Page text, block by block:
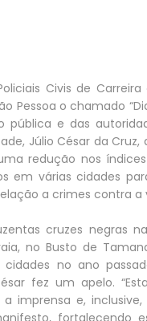
Civis de
Pessoa o chamado
pública e das
Júlio César da
redução nos
em várias cidades
a crimes contra
cruzes negras
no Busto de
no ano
fez um apelo.
a imprensa e,
fortalecendo